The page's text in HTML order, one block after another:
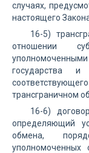
случаях,
настоящего
16-5)
отношении
государства
трансграничном
16-6)
определяющий
обмена,
уполномоченных